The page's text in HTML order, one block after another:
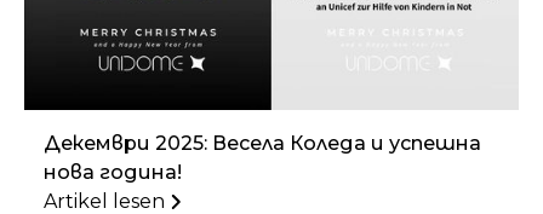
Декември 2025: Весела Коледа и успешна
нова година!
Artikel lesen